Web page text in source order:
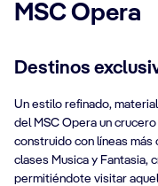
MSC Opera
Destinos
Un estilo refinado,
del MSC Opera un
construido con líneas más
clases Musica y Fantasia,
permitiéndote visitar